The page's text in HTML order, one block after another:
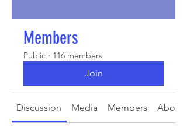
Members
Public · 116 members
Join
Discussion Media Members About